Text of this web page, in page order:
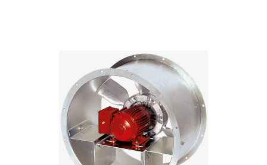
DETAILS